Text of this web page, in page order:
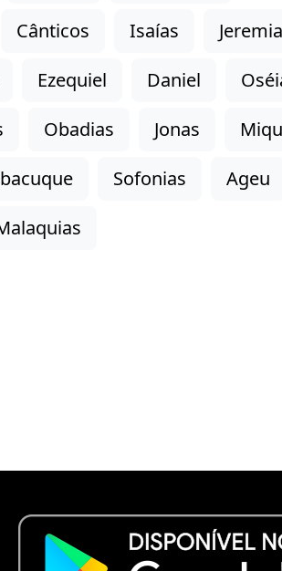
Cânticos Isaías
Ezequiel Daniel
Obadias Jonas
Sofonias
Ageu